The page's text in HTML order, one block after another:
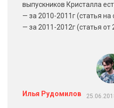
выпускников Кристалла
— за 2010-2011г (статья на
— за 2011-2012г (статья от
Илья Рудомилов